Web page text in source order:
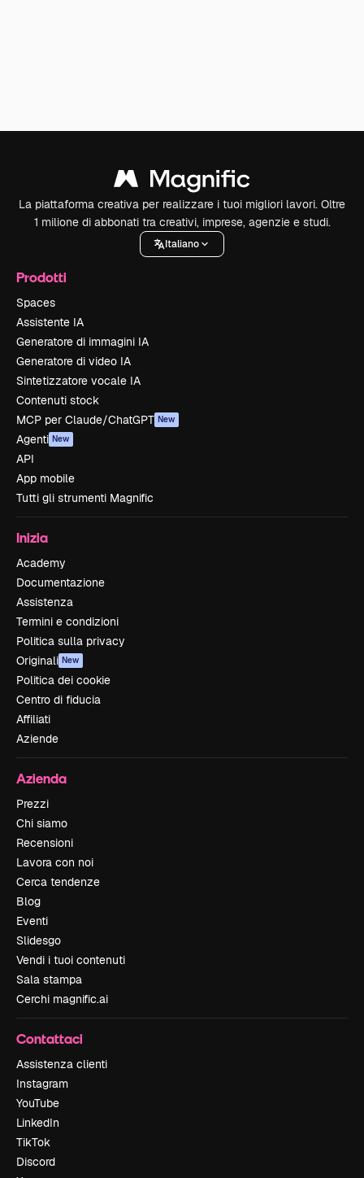
La piattaforma creativa per realizzare i tuoi migliori lavori. Oltre
1 milione di abbonati tra creativi, imprese, agenzie e studi.
Italiano
Prodotti
Spaces
Assistente IA
Generatore di immagini IA
Generatore di video IA
Sintetizzatore vocale IA
Contenuti stock
MCP per Claude/ChatGPT New
Agenti New
API
App mobile
Tutti gli strumenti Magnific
Inizia
Academy
Documentazione
Assistenza
Termini e condizioni
Politica sulla privacy
Originali New
Politica dei cookie
Centro di fiducia
Affiliati
Aziende
Azienda
Prezzi
Chi siamo
Recensioni
Lavora con noi
Cerca tendenze
Blog
Eventi
Slidesgo
Vendi i tuoi contenuti
Sala stampa
Cerchi magnific.ai
Contattaci
Assistenza clienti
Instagram
YouTube
LinkedIn
TikTok
Discord